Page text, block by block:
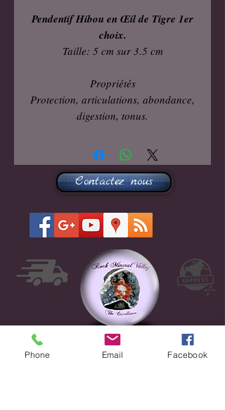
Pendentif Hibou en Œil de Tigre 1er
choix.
Taille: 5 cm sur 3.5 cm
Propriétés
Protection, articulations, abondance,
digestion, tonus.
Contactez nous
Phone Email Facebook